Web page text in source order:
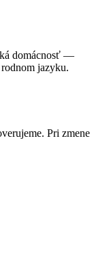
domácnosť —
jazyku.
Pri zmene